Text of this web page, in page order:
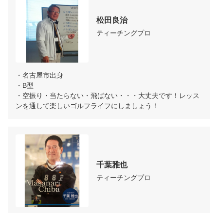
松田良治
ティーチングプロ
・名古屋市出身
・B型
・空振り・当たらない・飛ばない・・・大丈夫です！レッス
ンを通して楽しいゴルフライフにしましょう！
千葉雅也
ティーチングプロ